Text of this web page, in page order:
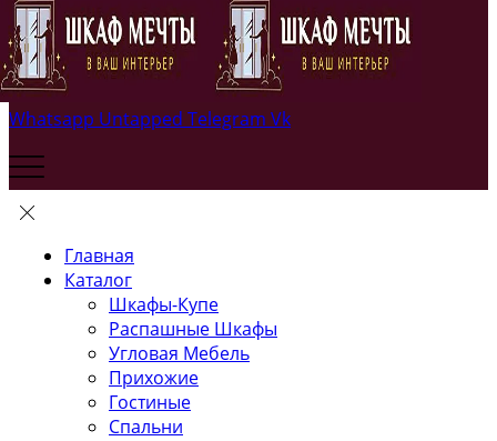
Whatsapp Untapped Telegram Vk
Главная
Каталог
Шкафы-Купе
Распашные Шкафы
Угловая Мебель
Прихожие
Гостиные
Спальни